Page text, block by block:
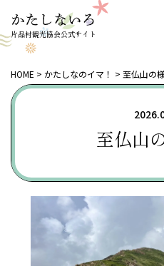
片品村観光協会公式サイト
HOME かたしなのイマ！ 至仏山の
至仏山